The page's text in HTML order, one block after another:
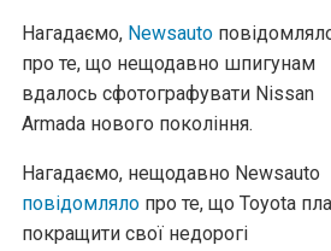
Нагадаємо, Newsauto
про те, що нещодавно шпигунам
вдалось сфотографувати Nissan
Armada нового покоління.
Нагадаємо, нещодавно Newsauto
повідомляло про те, що Toyota
покращити свої недорогі